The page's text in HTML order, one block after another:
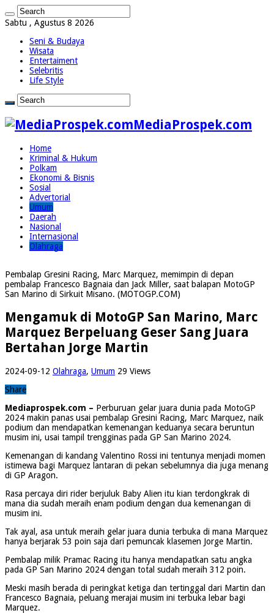
Sabtu , Agustus 8 2026
Seni & Budaya
Wisata
Entertaiment
Selebritis
Life Style
MediaProspek.com
Home
Kriminal & Hukum
Polkam
Ekonomi & Bisnis
Sosial
Advertorial
Umum
Daerah
Nasional
Internasional
Olahraga
Pembalap Gresini Racing, Marc Marquez, memimpin di depan
pembalap Francesco Bagnaia dan Jack Miller, saat balapan MotoGP
San Marino di Sirkuit Misano. (MOTOGP.COM)
Mengamuk di MotoGP San Marino, Marc
Marquez Berpeluang Geser Sang Juara
Bertahan Jorge Martin
2024-09-12 Olahraga, Umum 29 Views
Share
Mediaprospek.com – Perburuan gelar juara dunia pada MotoGP
2024 makin panas usai pembalap Gresini Racing, Marc Marquez, naik
podium dan mendapatkan kemenangan keduanya secara beruntun
musim ini, usai tampil trengginas pada GP San Marino 2024.
Kemenangan di kandang Valentino Rossi ini tentunya menjadi momen
istimewa bagi Marquez lantaran di pekan sebelumnya dia juga menang
di GP Aragon.
Rasa percaya diri rider berjuluk Baby Alien itu kian terdongkrak di
mana dia sudah meraih enam podium dengan dua kemenangan di
musim ini.
Tak ayal, asa untuk meraih gelar juara dunia terbuka di mana Marquez
hanya berjarak 53 poin saja dari pemuncak klasemen Jorge Martin.
Pembalap milik Pramac Racing itu hanya mendapatkan satu angka
pada GP San Marino 2024 dengan total sudah meraih 312 poin.
Meski masih berada di peringkat ketiga dan tertinggal dari Martin dan
Francesco Bagnaia, peluang merajai musim ini terbuka lebar bagi
Marquez.